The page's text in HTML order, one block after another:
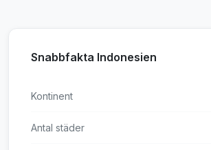
Snabbfakta Indonesien
Kontinent
Antal städer